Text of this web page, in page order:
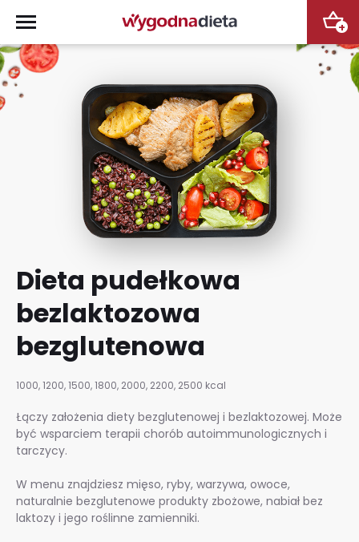
+
Dieta pudełkowa
bezlaktozowa
bezglutenowa
1000, 1200, 1500, 1800, 2000, 2200, 2500 kcal
Łączy założenia diety bezglutenowej i bezlaktozowej. Może
być wsparciem terapii chorób autoimmunologicznych i
tarczycy.
W menu znajdziesz mięso, ryby, warzywa, owoce,
naturalnie bezglutenowe produkty zbożowe, nabiał bez
laktozy i jego roślinne zamienniki.